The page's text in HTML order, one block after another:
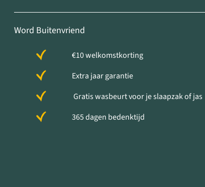
Word Buitenvriend
€10 welkomstkorting
Extra jaar garantie
Gratis wasbeurt voor je slaapzak of jas
365 dagen bedenktijd